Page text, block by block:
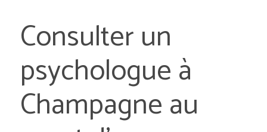
Consulter un
psychologue à
Champagne au